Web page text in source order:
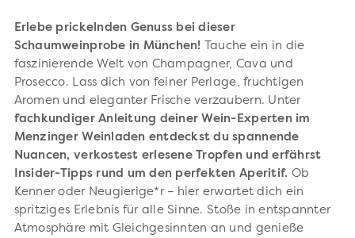
Erlebe prickelnden Genuss bei dieser
Schaumweinprobe in München! Tauche ein in die
faszinierende Welt von Champagner, Cava und
Prosecco. Lass dich von feiner Perlage, fruchtigen
Aromen und eleganter Frische verzaubern. Unter
fachkundiger Anleitung deiner Wein-Experten im
Menzinger Weinladen entdeckst du spannende
Nuancen, verkostest erlesene Tropfen und erfährst
Insider-Tipps rund um den perfekten Aperitif. Ob
Kenner oder Neugierige*r – hier erwartet dich ein
spritziges Erlebnis für alle Sinne. Stoße in entspannter
Atmosphäre mit Gleichgesinnten an und genieße